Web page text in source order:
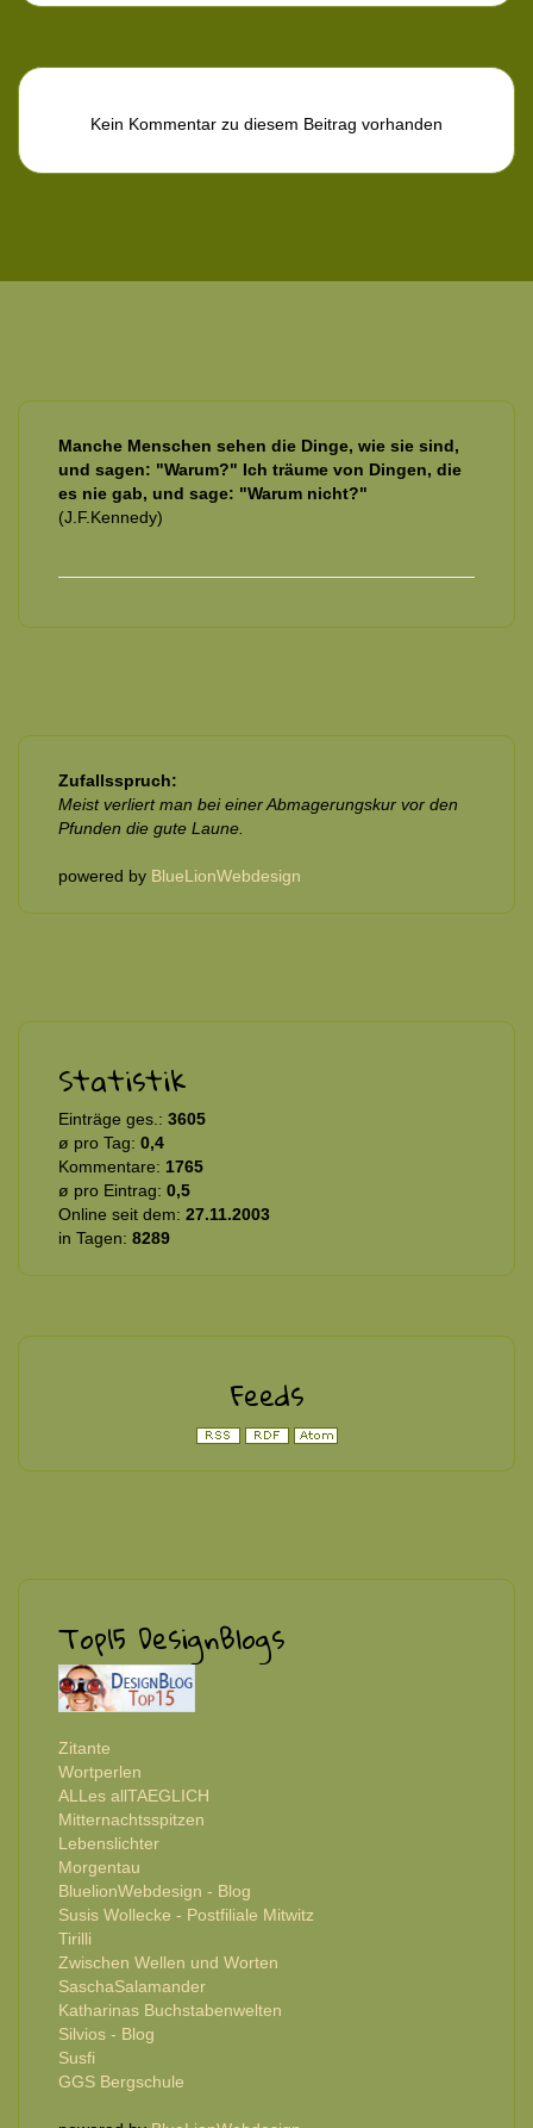
Kein Kommentar zu diesem Beitrag vorhanden
Manche Menschen sehen die Dinge, wie sie sind,
und sagen: "Warum?" Ich träume von Dingen, die
es nie gab, und sage: "Warum nicht?"
(J.F.Kennedy)
Zufallsspruch:
Meist verliert man bei einer Abmagerungskur vor den
Pfunden die gute Laune.
powered by BlueLionWebdesign
Statistik
Einträge ges.: 3605
ø pro Tag: 0,4
Kommentare: 1765
ø pro Eintrag: 0,5
Online seit dem: 27.11.2003
in Tagen: 8289
Feeds
Top15 DesignBlogs
Zitante
Wortperlen
ALLes allTAEGLICH
Mitternachtsspitzen
Lebenslichter
Morgentau
BluelionWebdesign - Blog
Susis Wollecke - Postfiliale Mitwitz
Tirilli
Zwischen Wellen und Worten
SaschaSalamander
Katharinas Buchstabenwelten
Silvios - Blog
Susfi
GGS Bergschule